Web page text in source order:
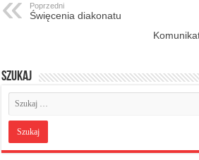
Poprzedni
Święcenia diakonatu
Szukaj